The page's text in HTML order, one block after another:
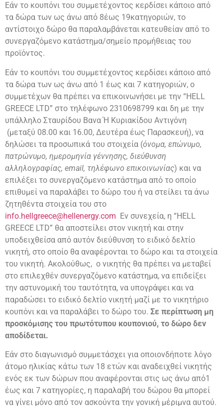
Εάν το κουπόνι του συμμετέχοντος κερδίσει κάποιο από
τα δώρα των ως άνω από 8έως 19κατηγοριών, το
αντίστοιχο δώρο θα παραλαμβάνεται κατευθείαν από το
συνεργαζόμενο κατάστημα/σημείο προμήθειας του
προϊόντος.
Εάν το κουπόνι του συμμετέχοντος κερδίσει κάποιο από
τα δώρα των ως άνω από 1 έως και 7 κατηγοριών, ο
συμμετέχων θα πρέπει να επικοινωνήσει με την “HELL
GREECE LTD” στο τηλέφωνο 2310698799 και δη με την
υπάλληλο Σταυρίδου Βανα Ή Κυριακίδου Αντιγόνη
(μεταξύ 08.00 και 16.00, Δευτέρα έως Παρασκευή), να
δηλώσει τα προσωπικά του στοιχεία (όνομα, επώνυμο,
πατρώνυμο, ημερομηνία γέννησης, διεύθυνση
αλληλογραφίας, email, τηλέφωνο επικοινωνίας) και να
επιλέξει το συνεργαζόμενο κατάστημα από το οποίο
επιθυμεί να παραλάβει το δώρο του ή να στείλει τα άνω
ζητηθέντα στοιχεία του στο
info.hellgreece@hellenergy.com Εν συνεχεία, η “HELL
GREECE LTD” θα αποστείλει στον νικητή και στην
υποδειχθείσα από αυτόν διεύθυνση το ειδικό δελτίο
νικητή, στο οποίο θα αναφέρονται το δώρο και τα στοιχεία
του νικητή. Ακολούθως, ο νικητής θα πρέπει να μεταβεί
στο επιλεχθέν συνεργαζόμενο κατάστημα, να επιδείξει
την αστυνομική του ταυτότητα, να υπογράψει και να
παραδώσει το ειδικό δελτίο νικητή μαζί με το νικητήριο
κουπόνι και να παραλάβει το δώρο του. Σε περίπτωση μη
προσκόμισης του πρωτότυπου κουπονιού, το δώρο δεν
αποδίδεται.
Εάν στο διαγωνισμό συμμετάσχει για οποιονδήποτε λόγο
άτομο ηλικίας κάτω των 18 ετών και αναδειχθεί νικητής
ενός εκ των δώρων που αναφέρονται στις ως άνω από1
έως και 7 κατηγορίες, η παραλαβή του δώρου θα μπορεί
να γίνει μόνο από τον ασκούντα την γονική μέριμνα αυτού.